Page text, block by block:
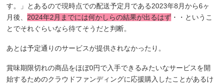
す。」とあるので現時点での配送予定月である2023年8月から6ヶ
月後、2024年2月までには何かしらの結果が出るはず ・・というこ
とでそれぐらいなら待てそうだと判断。
あとは予定通りのサービスが提供されなかったり。
賞味期限切れの商品をほぼ0円で入手できるみたいなサービスを開
始するためのクラウドファンディングに応援購入したことがあるけ